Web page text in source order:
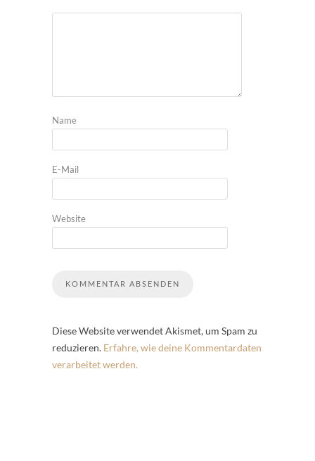
Name
E-Mail
Website
Diese Website verwendet Akismet, um Spam zu
reduzieren. Erfahre, wie deine Kommentardaten
verarbeitet werden.